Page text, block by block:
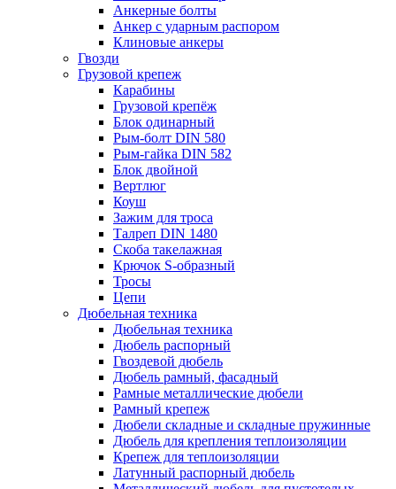
Анкерные болты
Анкер с ударным распором
Клиновые анкеры
Гвозди
Грузовой крепеж
Карабины
Грузовой крепёж
Блок одинарный
Рым-болт DIN 580
Рым-гайка DIN 582
Блок двойной
Вертлюг
Коуш
Зажим для троса
Талреп DIN 1480
Скоба такелажная
Крючок S-образный
Тросы
Цепи
Дюбельная техника
Дюбельная техника
Дюбель распорный
Гвоздевой дюбель
Дюбель рамный, фасадный
Рамные металлические дюбели
Рамный крепеж
Дюбели складные и складные пружинные
Дюбель для крепления теплоизоляции
Крепеж для теплоизоляции
Латунный распорный дюбель